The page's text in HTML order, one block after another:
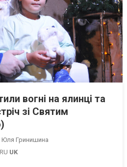
вогні на ялинці та
зі Святим
Юля Гринишина
RU UK